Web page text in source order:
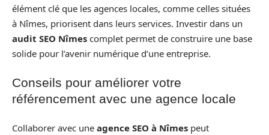
élément clé que les agences locales, comme celles situées
à Nîmes, priorisent dans leurs services. Investir dans un
audit SEO Nîmes complet permet de construire une base
solide pour l’avenir numérique d’une entreprise.
Conseils pour améliorer votre
référencement avec une agence locale
Collaborer avec une agence SEO à Nîmes peut